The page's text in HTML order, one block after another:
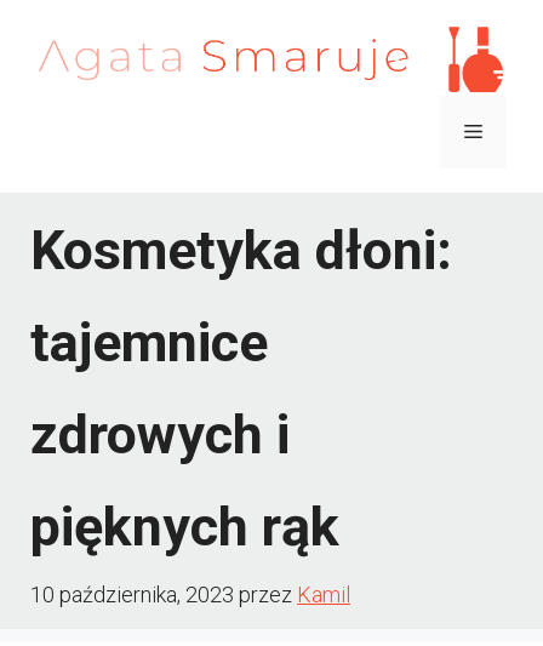
Menu
Kosmetyka dłoni:
tajemnice
zdrowych i
pięknych rąk
10 października, 2023 przez Kamil